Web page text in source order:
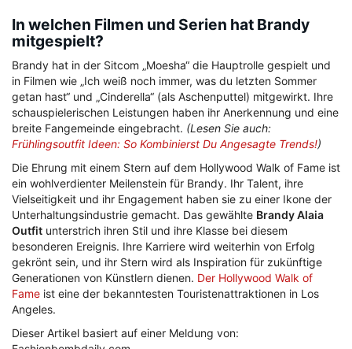
In welchen Filmen und Serien hat Brandy
mitgespielt?
Brandy hat in der Sitcom „Moesha“ die Hauptrolle gespielt und
in Filmen wie „Ich weiß noch immer, was du letzten Sommer
getan hast“ und „Cinderella“ (als Aschenputtel) mitgewirkt. Ihre
schauspielerischen Leistungen haben ihr Anerkennung und eine
breite Fangemeinde eingebracht. (Lesen Sie auch:
Frühlingsoutfit Ideen: So Kombinierst Du Angesagte Trends!)
Die Ehrung mit einem Stern auf dem Hollywood Walk of Fame ist
ein wohlverdienter Meilenstein für Brandy. Ihr Talent, ihre
Vielseitigkeit und ihr Engagement haben sie zu einer Ikone der
Unterhaltungsindustrie gemacht. Das gewählte Brandy Alaia
Outfit unterstrich ihren Stil und ihre Klasse bei diesem
besonderen Ereignis. Ihre Karriere wird weiterhin von Erfolg
gekrönt sein, und ihr Stern wird als Inspiration für zukünftige
Generationen von Künstlern dienen. Der Hollywood Walk of
Fame ist eine der bekanntesten Touristenattraktionen in Los
Angeles.
Dieser Artikel basiert auf einer Meldung von: